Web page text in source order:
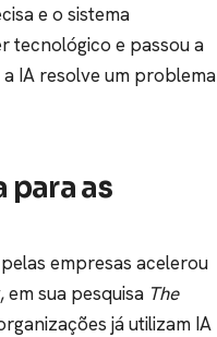
e o sistema
tecnológico e passou a
IA resolve um problema
para as
empresas acelerou
sua pesquisa The
já utilizam IA